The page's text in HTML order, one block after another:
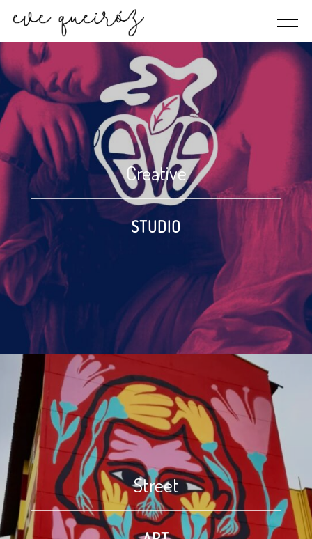
content
Creative
STUDIO
Street